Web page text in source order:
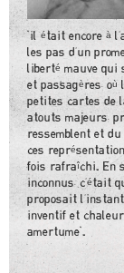
"il était encore à
les pas d'un
liberté mauve qui
et passagères,
petites cartes de
atouts majeurs,
ressemblent et
ces
fois rafraîchi. En
inconnus, c'était
proposait
inventif et
amertume".